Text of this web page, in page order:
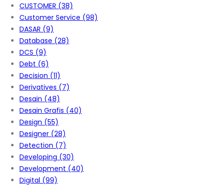
CUSTOMER (38)
Customer Service (98)
DASAR (9)
Database (28)
DCS (9)
Debt (6)
Decision (11)
Derivatives (7)
Desain (48)
Desain Grafis (40)
Design (55)
Designer (28)
Detection (7)
Developing (30)
Development (40)
Digital (99)